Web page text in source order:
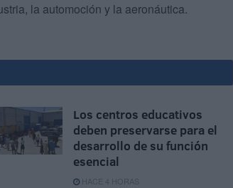
la automoción y la aeronáutica.
Los centros educativos
deben preservarse para el
desarrollo de su función
esencial
HACE 4 HORAS